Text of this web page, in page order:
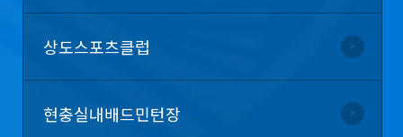
상도스포츠클럽
현충실내배드민턴장